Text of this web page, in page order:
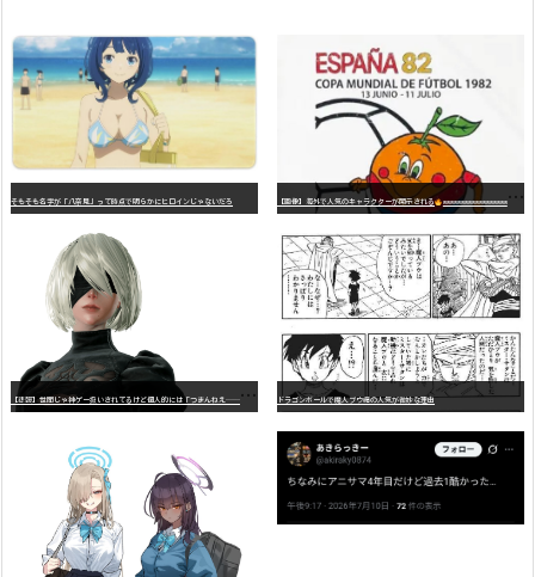
そもそも名字が「八奈見」って時点で明らかにヒロインじゃないだろ 【画像】海外で人気のキャラクターが開示される wwwwwwwwwwwwwwwwwwwwwwwwwwwwwwwwwwwwwwwwwwwwwwwww
【
悲報】世間じゃ神ゲー扱いされてるけど個人的には「つまんねえ……」と思ったゲーム挙げてけ ドラゴンボールで魔人ブウ編の人気が微妙な理由